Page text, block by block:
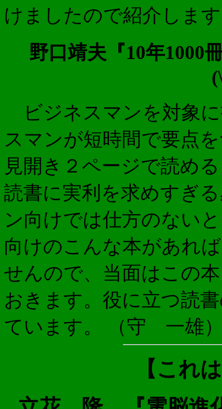
けましたので紹
野口靖夫『10年1000
ビジネスマンを対象
スマンが短時間で要点
見開き２ページで読め
読書に実利を求めすぎ
ン向けでは仕方のない
向けのこんな本があれ
せんので、当面はこの
おきます。役に立つ読
ています。 （守 一雄
【これ